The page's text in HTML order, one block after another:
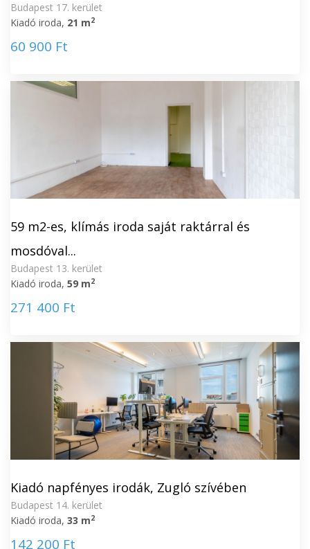
Budapest 17. kerület
Kiadó iroda, 21 m2
60 900 Ft
59 m2-es, klímás iroda saját raktárral és
mosdóval...
Budapest 13. kerület
Kiadó iroda, 59 m2
271 400 Ft
Kiadó napfényes irodák, Zugló szívében
Budapest 14. kerület
Kiadó iroda, 33 m2
142 200 Ft